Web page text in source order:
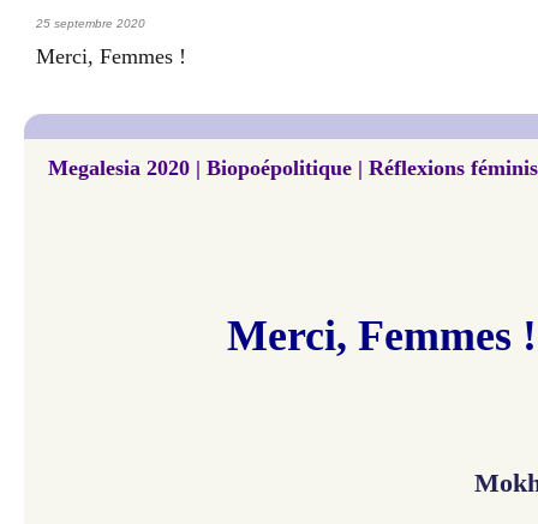
25 septembre 2020
Merci, Femmes !
Megalesia 2020 | Biopoépolitique | Réflexions
Merci, Femmes !